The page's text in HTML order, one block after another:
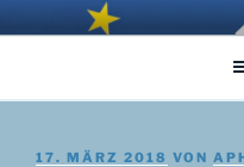
Inhalt
… links und rechts von
VERÖFFENTLICHT
17. MÄRZ 2018 VON